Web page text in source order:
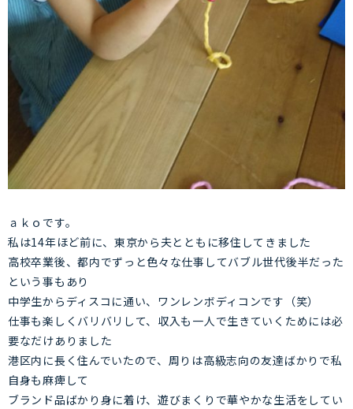
ａｋｏです。
私は14年ほど前に、東京から夫とともに移住してきました
高校卒業後、都内でずっと色々な仕事してバブル世代後半だった
という事もあり
中学生からディスコに通い、ワンレンボディコンです（笑）
仕事も楽しくバリバリして、収入も一人で生きていくためには必
要なだけありました
港区内に長く住んでいたので、周りは高級志向の友達ばかりで私
自身も麻痺して
ブランド品ばかり身に着け、遊びまくりで華やかな生活をしてい